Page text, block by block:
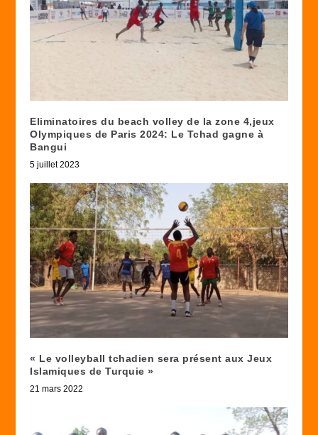
Eliminatoires du beach volley de la zone 4,jeux
Olympiques de Paris 2024: Le Tchad gagne à
Bangui
5 juillet 2023
« Le volleyball tchadien sera présent aux Jeux
Islamiques de Turquie »
21 mars 2022